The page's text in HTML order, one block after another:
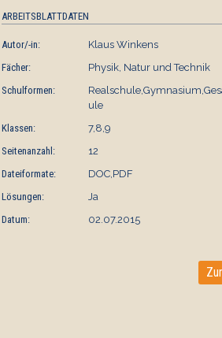
ARBEITSBLATTDATEN
Autor/-in:
Klaus Winkens
Fächer:
Physik, Natur und Technik
Schulformen:
ule
Klassen:
7,8,9
Seitenanzahl:
12
Dateiformate:
DOC,PDF
Lösungen:
Ja
Datum:
02.07.2015